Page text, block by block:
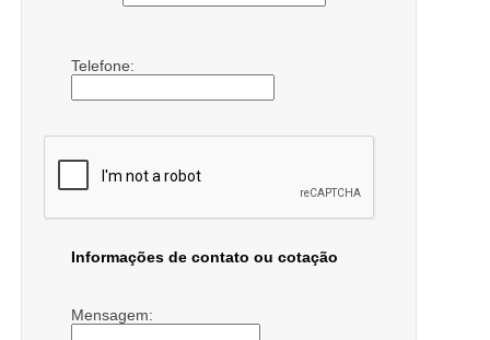
Telefone:
Informações de contato ou cotação
Mensagem: